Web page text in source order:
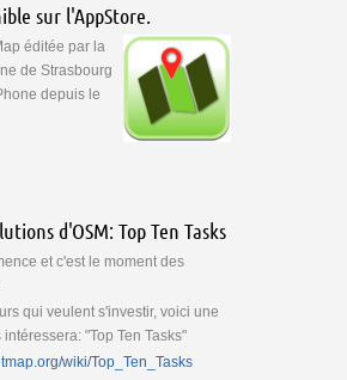
sur l'AppStore.
éditée par la
de Strasbourg
depuis le
disponible sur l'AppStore.
d'OSM: Top Ten Tasks
et c'est le moment des
qui veulent s'investir, voici une
"Top Ten Tasks"
wiki/Top_Ten_Tasks